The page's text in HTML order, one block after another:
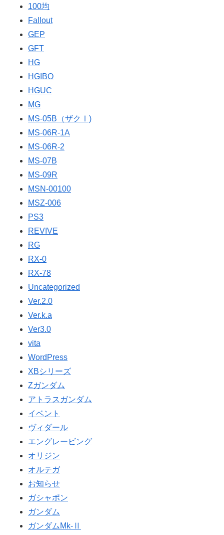
100均
Fallout
GEP
GFT
HG
HGIBO
HGUC
MG
MS-05B（ザクⅠ)
MS-06R-1A
MS-06R-2
MS-07B
MS-09R
MSN-00100
MSZ-006
PS3
REVIVE
RG
RX-0
RX-78
Uncategorized
Ver.2.0
Ver.k.a
Ver3.0
vita
WordPress
XBシリーズ
Ζガンダム
アトラスガンダム
イベント
ヴィダール
エングレービング
オリジン
オルテガ
お知らせ
ガシャポン
ガンダム
ガンダムMk-Ⅱ